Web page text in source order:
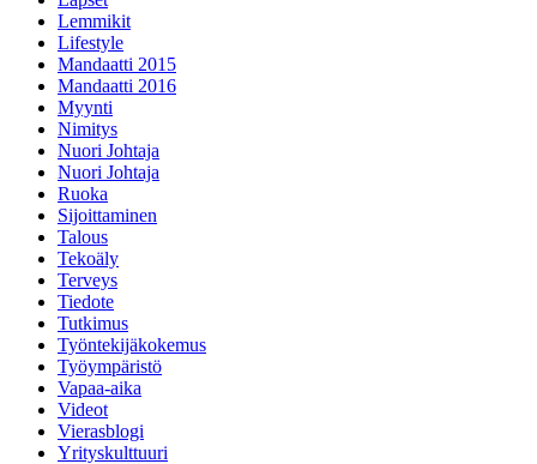
Lemmikit
Lifestyle
Mandaatti 2015
Mandaatti 2016
Myynti
Nimitys
Nuori Johtaja
Nuori Johtaja
Ruoka
Sijoittaminen
Talous
Tekoäly
Terveys
Tiedote
Tutkimus
Työntekijäkokemus
Työympäristö
Vapaa-aika
Videot
Vierasblogi
Yrityskulttuuri